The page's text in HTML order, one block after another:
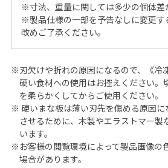
※寸法、重量に関しては多少の個体差
※製品仕様の一部を予告なしに変更す
改めご了承ください。
※刃欠けや折れの原因になるので、《冷
硬い食材への使用はお控えください。
を柔らかくしてからご使用ください。
※ 硬いまな板は薄い刃先を傷める原因に
させるために、木製やエラストマー製
います。
※お客様の閲覧環境によって製品画像の
場合があります。